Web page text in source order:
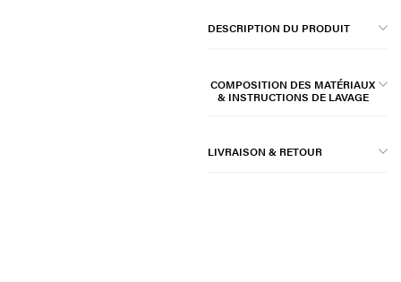
DESCRIPTION DU PRODUIT
COMPOSITION DES MATÉRIAUX
& INSTRUCTIONS DE LAVAGE
LIVRAISON & RETOUR